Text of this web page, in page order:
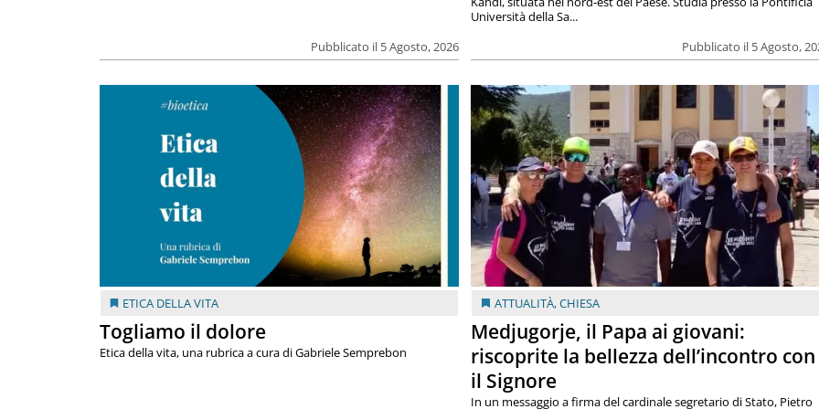
Pubblicato il 5 Agosto, 2026 Pubblicato il 5 Agosto,
Università della Sa...
ETICA DELLA VITA
Togliamo il dolore
Etica della vita, una rubrica a cura di Gabriele Semprebon
ATTUALITÀ,CHIESA
Medjugorje, il Papa ai giovani:
riscoprite la bellezza dell’incontro con
il Signore
In un messaggio a firma del cardinale segretario di Stato, Pietro